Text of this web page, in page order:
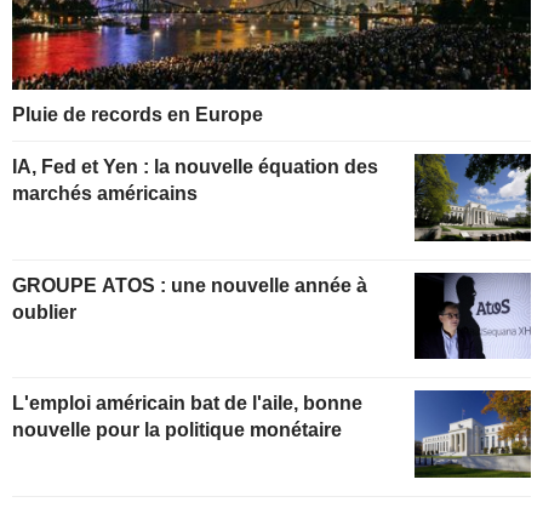
Pluie de records en Europe
IA, Fed et Yen : la nouvelle équation des
marchés américains
GROUPE ATOS : une nouvelle année à
oublier
L'emploi américain bat de l'aile, bonne
nouvelle pour la politique monétaire